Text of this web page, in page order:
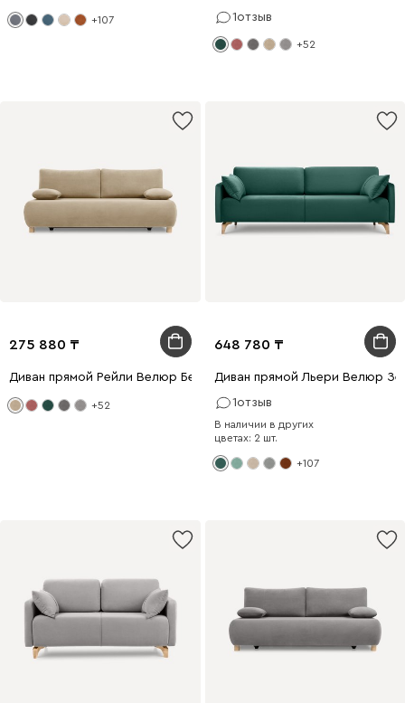
+107
1отзыв
+52
275 880
Диван прямой Рейли Велюр Бежевый
+52
648 780
Диван прямой Льери Велюр
1отзыв
В наличии в других
цветах: 2 шт.
+107